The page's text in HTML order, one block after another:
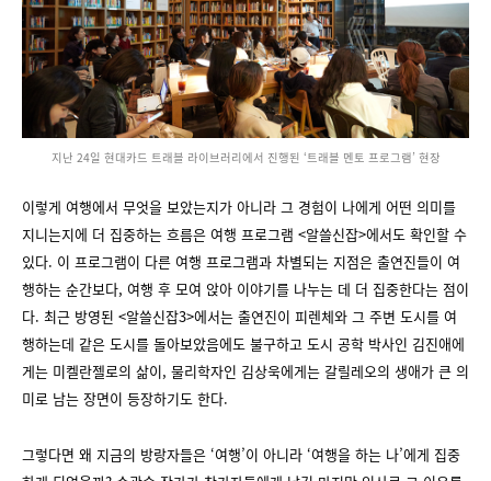
지난 24일 현대카드 트래블 라이브러리에서 진행된 ‘트래블 멘토 프로그램’ 현장
이렇게 여행에서 무엇을 보았는지가 아니라 그 경험이 나에게 어떤 의미를
지니는지에 더 집중하는 흐름은 여행 프로그램 <알쓸신잡>에서도 확인할 수
있다. 이 프로그램이 다른 여행 프로그램과 차별되는 지점은 출연진들이 여
행하는 순간보다, 여행 후 모여 앉아 이야기를 나누는 데 더 집중한다는 점이
다. 최근 방영된 <알쓸신잡3>에서는 출연진이 피렌체와 그 주변 도시를 여
행하는데 같은 도시를 돌아보았음에도 불구하고 도시 공학 박사인 김진애에
게는 미켈란젤로의 삶이, 물리학자인 김상욱에게는 갈릴레오의 생애가 큰 의
미로 남는 장면이 등장하기도 한다.
그렇다면 왜 지금의 방랑자들은 ‘여행’이 아니라 ‘여행을 하는 나’에게 집중